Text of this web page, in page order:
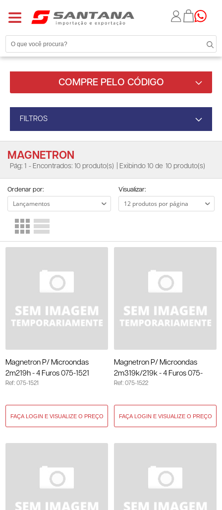
COMPRE PELO CÓDIGO
FILTROS
MAGNETRON
Pág: 1 - Encontrados: 10 produto(s) | Exibindo 10 de 10 produto(s)
Ordenar por: Visualizar:
Magnetron P/ Microondas
2m219h - 4 Furos 075-1521
Ref: 075-1521
Magnetron P/ Microondas
2m319k/219k - 4 Furos 075-
1522
Ref: 075-1522